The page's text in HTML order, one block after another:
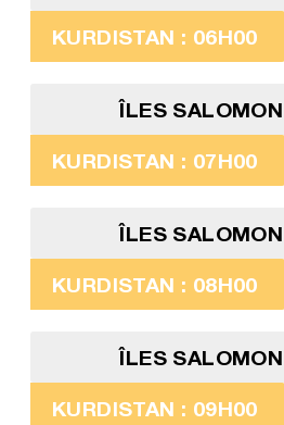
KURDISTAN : 06H00
ÎLES
KURDISTAN : 07H00
ÎLES
KURDISTAN : 08H00
ÎLES
KURDISTAN : 09H00